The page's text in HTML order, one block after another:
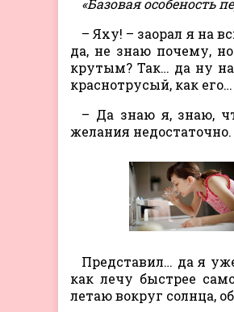
«Базовая особеность
– Яху! – заорал я на
да, не знаю почему,
крутым? Так… да ну
краснотрусый, как
– Да знаю я, знаю,
желания недостаточно.
Представил… да я
как лечу быстрее
летаю вокруг солнца,